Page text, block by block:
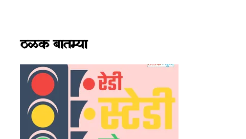
ठळक बातम्या